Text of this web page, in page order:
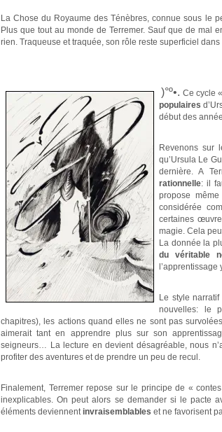
La Chose du Royaume des Ténèbres, connue sous le
Plus que tout au monde de Terremer. Sauf que de mal
rien. Traqueuse et traquée, son rôle reste superficiel dans
)°º•.Ce cycle
populaires
début des
Revenons sur
qu’Ursula Le
dernière. A
rationnelle: il
propose
considérée
certaines
magie. Cela
La donnée la
du véritable
Le style
nouvelles: le
chapitres), les actions quand elles ne sont pas
aimerait tant en apprendre plus sur son
seigneurs… La lecture en devient désagréable, nous
profiter des aventures et de prendre un peu de recul.
Finalement, Terremer repose sur le principe de «
inexplicables. On peut alors se demander si le pacte
éléments deviennent invraisemblables et ne favorisent